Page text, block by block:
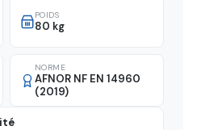
POIDS
80 kg
NORME
AFNOR NF EN 14960
(2019)